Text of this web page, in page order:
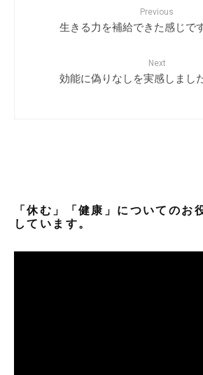
Previous
生きる力を補給できた感じで
Next
効能に偽りなしを実感しまし
「休む」「健康」についてのお
しています。